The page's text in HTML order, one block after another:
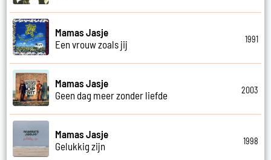
Mamas Jasje
Een vrouw zoals jij
1991
Mamas Jasje
Geen dag meer zonder liefde
2003
Mamas Jasje
Gelukkig zijn
1998